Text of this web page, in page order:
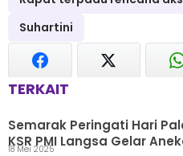
Suhartini
TERKAIT
Semarak Peringati Hari
KSR PMI Langsa Gelar
18 Mei 2025